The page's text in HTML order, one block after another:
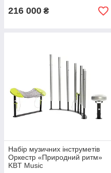
216 000 ₴
Набір музичних інструметів
Оркестр «Природний ритм»
KBT Music